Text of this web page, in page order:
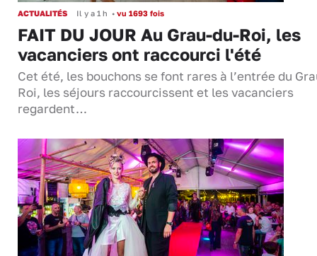
ACTUALITÉS Il y a 1 h • vu 1693 fois
FAIT DU JOUR Au Grau-du-Roi, les
vacanciers ont raccourci l'été
Cet été, les bouchons se font rares à l’entrée du
Roi, les séjours raccourcissent et les vacanciers
regardent…